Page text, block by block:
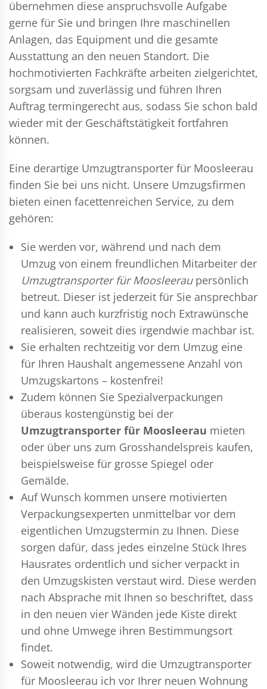
übernehmen diese anspruchsvolle Aufgabe
gerne für Sie und bringen Ihre maschinellen
Anlagen, das Equipment und die gesamte
Ausstattung an den neuen Standort. Die
hochmotivierten Fachkräfte arbeiten zielgerichtet,
sorgsam und zuverlässig und führen Ihren
Auftrag termingerecht aus, sodass Sie schon bald
wieder mit der Geschäftstätigkeit fortfahren
können.
Eine derartige Umzugtransporter für Moosleerau
finden Sie bei uns nicht. Unsere Umzugsfirmen
bieten einen facettenreichen Service, zu dem
gehören:
Sie werden vor, während und nach dem
Umzug von einem freundlichen Mitarbeiter der
Umzugtransporter für Moosleeraupersönlich
betreut. Dieser ist jederzeit für Sie ansprechbar
und kann auch kurzfristig noch Extrawünsche
realisieren, soweit dies irgendwie machbar ist.
Sie erhalten rechtzeitig vor dem Umzug eine
für Ihren Haushalt angemessene Anzahl von
Umzugskartons – kostenfrei!
Zudem können Sie Spezialverpackungen
überaus kostengünstig bei der
Umzugtransporter für Moosleerau mieten
oder über uns zum Grosshandelspreis kaufen,
beispielsweise für grosse Spiegel oder
Gemälde.
Auf Wunsch kommen unsere motivierten
Verpackungsexperten unmittelbar vor dem
eigentlichen Umzugstermin zu Ihnen. Diese
sorgen dafür, dass jedes einzelne Stück Ihres
Hausrates ordentlich und sicher verpackt in
den Umzugskisten verstaut wird. Diese werden
nach Absprache mit Ihnen so beschriftet, dass
in den neuen vier Wänden jede Kiste direkt
und ohne Umwege ihren Bestimmungsort
findet.
Soweit notwendig, wird die Umzugtransporter
für Moosleerau ich vor Ihrer neuen Wohnung